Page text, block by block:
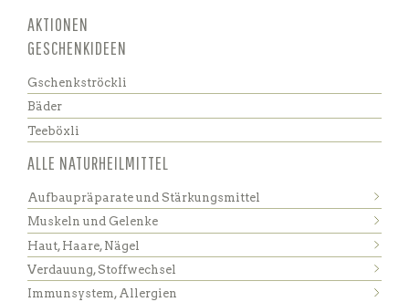
AKTIONEN
GESCHENKIDEEN
Gschenkströckli
Bäder
Teeböxli
ALLE NATURHEILMITTEL
Aufbaupräparate und Stärkungsmittel
Muskeln und Gelenke
Haut, Haare, Nägel
Verdauung, Stoffwechsel
Immunsystem, Allergien